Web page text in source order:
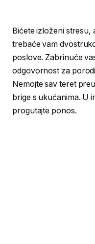
Bićete izloženi stresu,
trebaće vam
poslove. Zabrinuće
odgovornost za
Nemojte sav teret
brige s ukućanima. U
progutajte ponos.